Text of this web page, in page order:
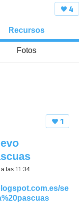
4
Recursos
Fotos
1
las 11:34
se